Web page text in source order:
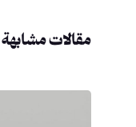
مقالات مشابهة